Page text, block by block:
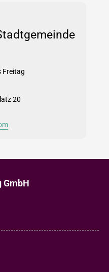
Freitag
20
GmbH